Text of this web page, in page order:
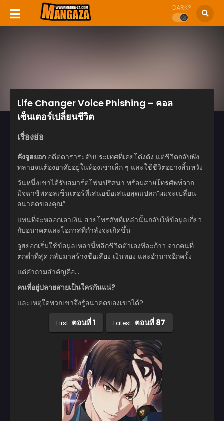
DARK?
Life Changer Voice Phishing – คอล
เซ็นเตอร์เปลี่ยนชีวิต
เรื่องย่อ
คังจูฮยอก อดีตดาราระดับประเทศที่เคยโด่งดัง แต่ชีวิตกลับพัง
ทลายจนต้องอาศัยอยู่ในห้องเช่าเล็ก ๆ และใช้ชีวิตอย่างสิ้นหวัง
วันหนึ่งเขาได้รับสมาร์ตโฟนปริศนา พร้อมสายโทรศัพท์จาก
มิจฉาชีพคอลเซ็นเตอร์ที่เสนอข้อเสนอสุดแปลก”ผมจะเปลี่ยน
อนาคตของคุณ”
แทนที่จะหลอกเอาเงิน สายโทรศัพท์เหล่านั้นกลับให้ข้อมูลเกี่ยว
กับอนาคตและโอกาสที่กำลังจะเกิดขึ้น
จูฮยอกเริ่มใช้ข้อมูลเหล่านี้พลิกชีวิตตัวเองทีละก้าว จากคนที่
ตกต่ำที่สุด กลับมาสร้างชื่อเสียง เงินทอง และอำนาจอีกครั้ง
แต่คำถามสำคัญคือ…
คนที่อยู่ปลายสายเป็นใครกันแน่?
และเหตุใดพวกเขาจึงรู้อนาคตของเขาได้?
First: ตอนที่ 1 Latest: ตอนที่ 87